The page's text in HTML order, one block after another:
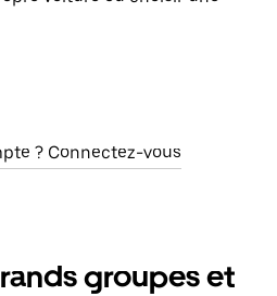
? Connectez-vous
groupes et